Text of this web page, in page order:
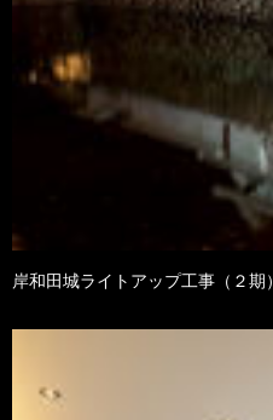
岸和田城ライトアップ工事（２期）